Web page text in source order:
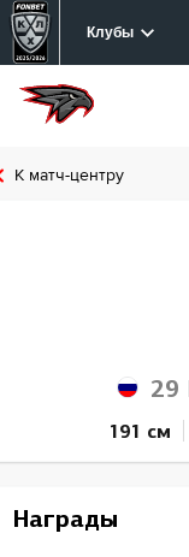
Клубы
К матч-центру
29
191 см
Награды